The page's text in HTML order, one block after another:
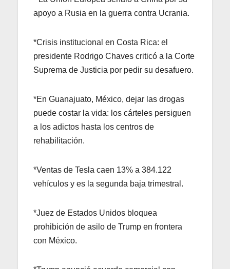
apoyo a Rusia en la guerra contra Ucrania.
*Crisis institucional en Costa Rica: el
presidente Rodrigo Chaves criticó a la Corte
Suprema de Justicia por pedir su desafuero.
*En Guanajuato, México, dejar las drogas
puede costar la vida: los cárteles persiguen
a los adictos hasta los centros de
rehabilitación.
*Ventas de Tesla caen 13% a 384.122
vehículos y es la segunda baja trimestral.
*Juez de Estados Unidos bloquea
prohibición de asilo de Trump en frontera
con México.